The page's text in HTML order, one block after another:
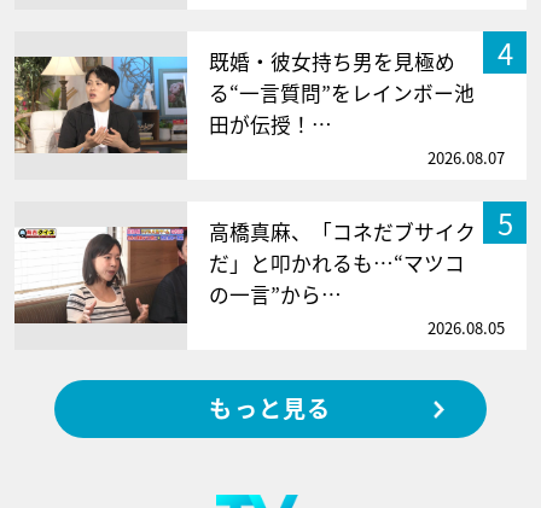
4
既婚・彼女持ち男を見極め
る“一言質問”をレインボー池
田が伝授！…
2026.08.07
5
高橋真麻、「コネだブサイク
だ」と叩かれるも…“マツコ
の一言”から…
2026.08.05
もっと見る